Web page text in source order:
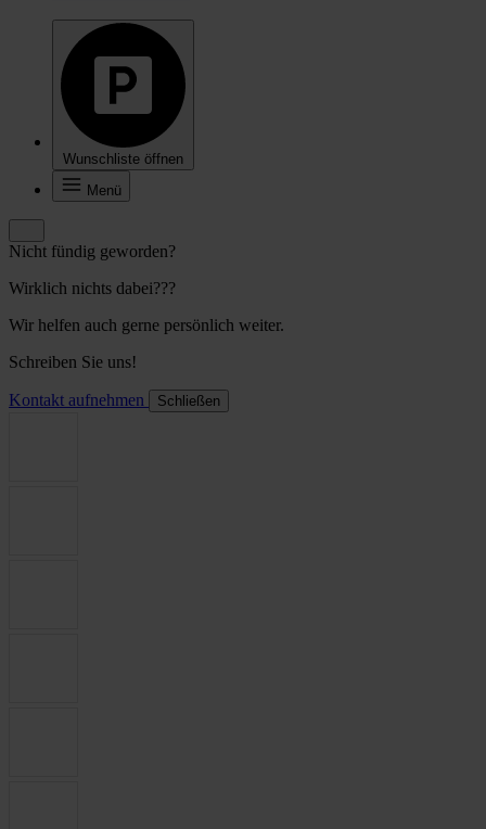
Wunschliste öffnen
Menü
Nicht fündig geworden?
Wirklich nichts dabei???
Wir helfen auch gerne persönlich weiter.
Schreiben Sie uns!
Kontakt aufnehmen Schließen